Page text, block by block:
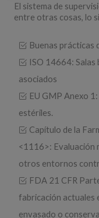
El sistema de
entre otras cosas, lo
Buenas prácticas
ISO 14664: Salas
asociados
EU GMP Anexo
estériles.
Capítulo de la
<1116>: Evaluación
otros entornos
FDA 21 CFR
fabricación actuales
envasado o